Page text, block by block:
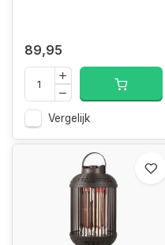
89,95
Vergelijk